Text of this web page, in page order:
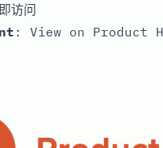
访问
: View on Product